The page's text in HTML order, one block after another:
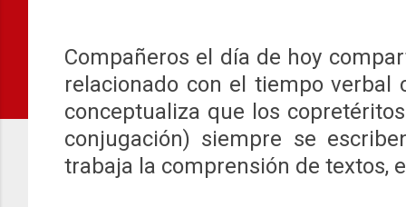
Compañeros el día de hoy
relacionado con el tiempo verbal
conceptualiza que los
conjugación) siempre se
trabaja la comprensión de textos,